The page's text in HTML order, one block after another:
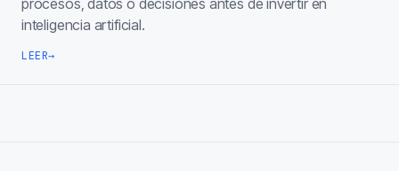
procesos, datos o decisiones antes de invertir en
inteligencia artificial.
LEER→